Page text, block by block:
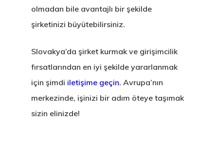
olmadan bile avantajlı bir şekilde
şirketinizi büyütebilirsiniz.
Slovakya’da şirket kurmak ve girişimcilik
fırsatlarından en iyi şekilde yararlanmak
için şimdi iletişime geçin. Avrupa’nın
merkezinde, işinizi bir adım öteye taşımak
sizin elinizde!